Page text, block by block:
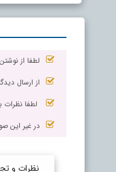
لطفا از
از ارسال
لطفا نظرات
در غیر این
نظرات و